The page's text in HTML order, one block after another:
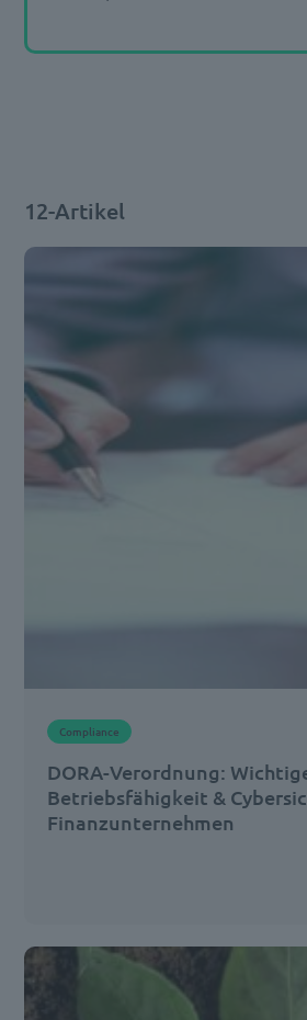
12-Artikel
DORA-Verordnung:
Betriebsfähigkeit &
Finanzunternehmen
Compliance
Cyberkriminalität
werden
die